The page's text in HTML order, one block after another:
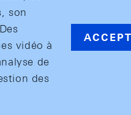
son
vidéo à
de
des